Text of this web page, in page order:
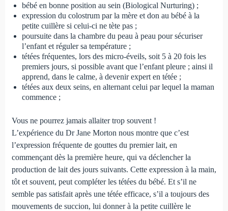
bébé en bonne position au sein (Biological Nurturing) ;
expression du colostrum par la mère et don au bébé à la
petite cuillère si celui-ci ne tète pas ;
poursuite dans la chambre du peau à peau pour sécuriser
l’enfant et réguler sa température ;
tétées fréquentes, lors des micro-éveils, soit 5 à 20 fois les
premiers jours, si possible avant que l’enfant pleure ; ainsi il
apprend, dans le calme, à devenir expert en tétée ;
tétées aux deux seins, en alternant celui par lequel la maman
commence ;
Vous ne pourrez jamais allaiter trop souvent !
L’expérience du Dr Jane Morton nous montre que c’est
l’expression fréquente de gouttes du premier lait, en
commençant dès la première heure, qui va déclencher la
production de lait des jours suivants. Cette expression à la main,
tôt et souvent, peut compléter les tétées du bébé. Et s’il ne
semble pas satisfait après une tétée efficace, s’il a toujours des
mouvements de succion, lui donner à la petite cuillère le